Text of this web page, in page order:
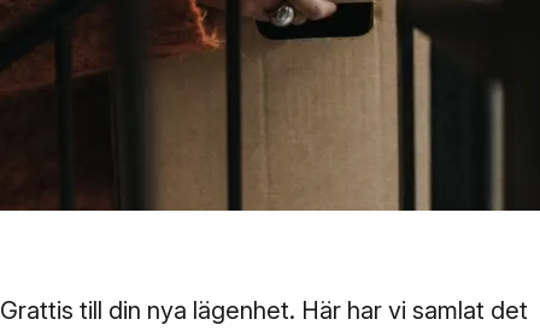
Grattis till din nya lägenhet. Här har vi samlat det